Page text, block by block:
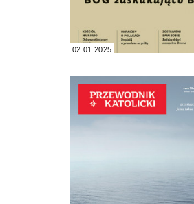
02.01.2025